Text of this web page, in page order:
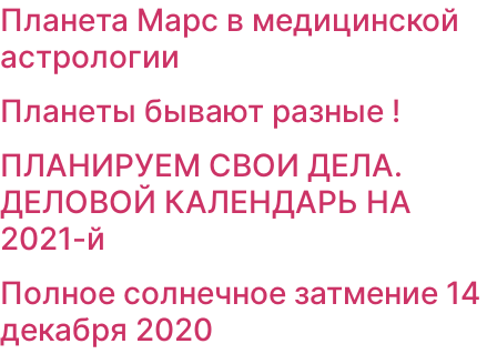
Планета Марс в медицинской
астрологии
Планеты бывают разные !
ПЛАНИРУЕМ СВОИ ДЕЛА.
ДЕЛОВОЙ КАЛЕНДАРЬ НА
2021-й
Полное солнечное затмение 14
декабря 2020